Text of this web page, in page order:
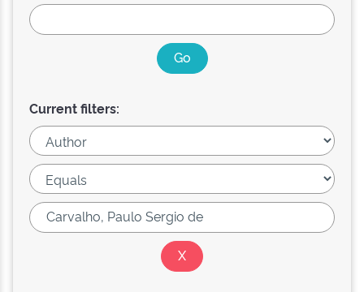
Current filters: